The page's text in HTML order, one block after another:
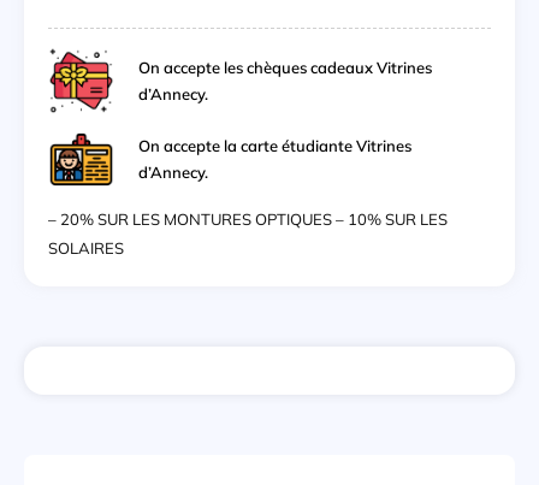
On accepte les chèques cadeaux Vitrines
d’Annecy.
On accepte la carte étudiante Vitrines
d’Annecy.
– 20% SUR LES MONTURES OPTIQUES – 10% SUR LES
SOLAIRES